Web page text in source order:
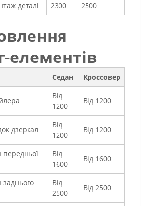
деталі
2300 2500
елементів
Седан Кроссовер
Від
1200
Від 1200
дзеркал
Від
1200
Від 1200
передньої
Від
1600
Від 1600
заднього
Від
2500
Від 2500